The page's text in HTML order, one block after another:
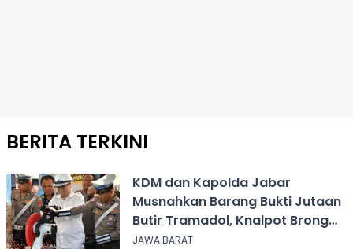
BERITA TERKINI
KDM dan Kapolda Jabar
Musnahkan Barang Bukti Jutaan
Butir Tramadol, Knalpot Brong
hingga Miras
JAWA BARAT